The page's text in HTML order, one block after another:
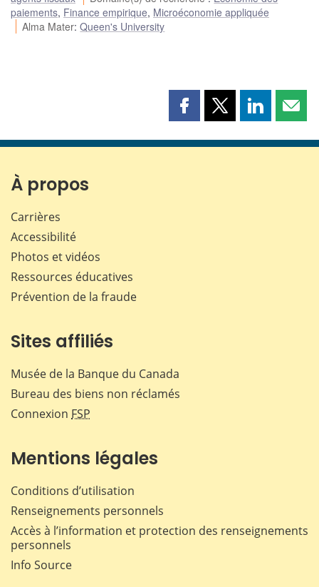
paiements, Finance empirique, Microéconomie appliquée
Alma Mater:Queen's University
Partager
page
Partager
page
Partager
page page
À propos
Carrières
Accessibilité
Photos et vidéos
Ressources éducatives
Prévention de la fraude
Sites affiliés
Musée de la Banque du Canada
Bureau des biens non réclamés
Connexion FSP
Mentions légales
Conditions d’utilisation
Renseignements personnels
Accès à l’information et protection des renseignements
personnels
Info Source